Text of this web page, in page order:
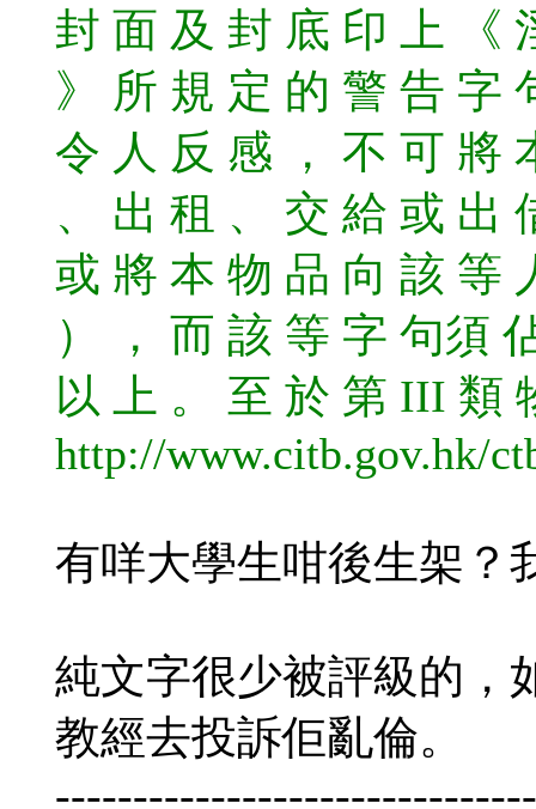
封 面 及 封 底 印 上 《
》 所 規 定 的 警 告 字
令 人 反 感 ， 不 可 將
、 出 租 、 交 給 或 出
或 將 本 物 品 向 該 等
） ， 而 該 等 字 句須
以 上 。 至 於 第 III 類
http://www.citb.gov.hk/
有咩大學生咁後生架？
純文字很少被評級的，
教經去投訴佢亂倫。